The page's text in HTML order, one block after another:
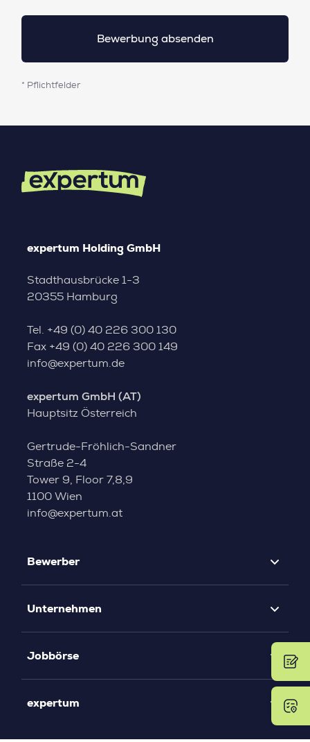
* Pflichtfelder
expertum Holding GmbH
Stadthausbrücke 1-3
20355 Hamburg
Tel. +49 (0) 40 226 300 130
Fax +49 (0) 40 226 300 149
info@expertum.de
expertum GmbH (AT)
Hauptsitz Österreich
Gertrude-Fröhlich-Sandner
Straße 2-4
Tower 9, Floor 7,8,9
1100 Wien
info@expertum.at
Bewerber
Unternehmen
Jobbörse
expertum